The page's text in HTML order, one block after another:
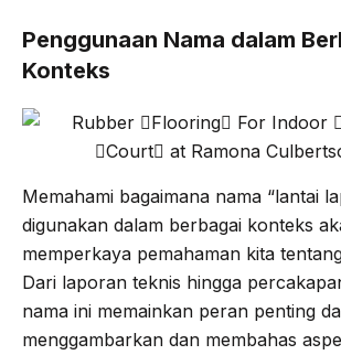
Penggunaan Nama dalam
Konteks
Memahami bagaimana nama “lantai
digunakan dalam berbagai konteks
memperkaya pemahaman kita
Dari laporan teknis hingga
nama ini memainkan peran penting
menggambarkan dan membahas